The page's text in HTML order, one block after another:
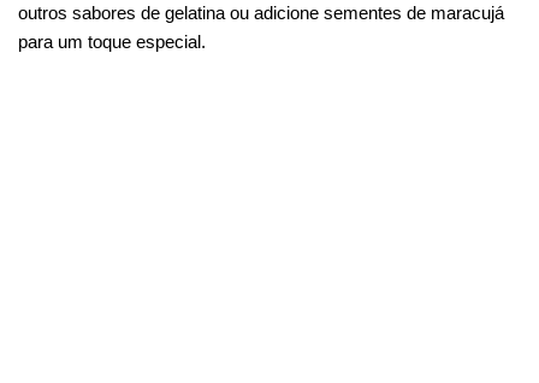
outros sabores de gelatina ou adicione sementes de maracujá
para um toque especial.